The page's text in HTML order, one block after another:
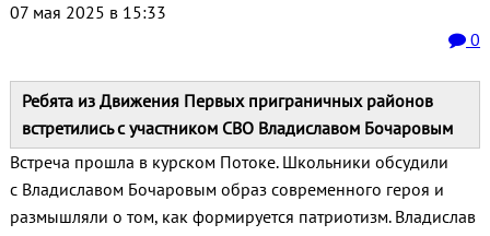
07 мая 2025 в 15:33
0
Ребята из Движения Первых приграничных районов
встретились с участником СВО Владиславом Бочаровым
Встреча прошла в курском Потоке. Школьники обсудили
с Владиславом Бочаровым образ современного героя и
размышляли о том, как формируется патриотизм. Владислав